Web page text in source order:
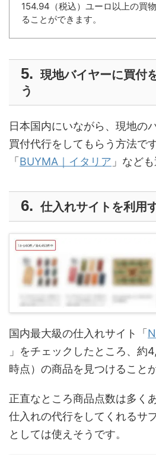
154.94（税込）ユーロ以上の買
ることができます。
現地バイヤーに買付
う
日本国内にいながら、現地の
買付代行をしてもらう方法で
「 BUYMA｜イタリア 」など
仕入れサイトを利用
国内最大級の仕入れサイト「
」をチェックしたところ、約
時点）の商品を見つけること
正直なところ商品点数は多く
仕入れの代行をしてくれるサ
としては使えそうです。